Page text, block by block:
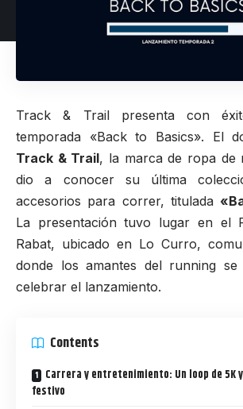
Track & Trail presenta con
temporada «Back to Basics». El
Track & Trail, la marca de ropa de
dio a conocer su última
accesorios para correr, titulada
La presentación tuvo lugar en el
Rabat, ubicado en Lo Curro,
donde los amantes del running
celebrar el lanzamiento.
Contents
Carrera y entretenimiento: Un loop de 5K
festivo